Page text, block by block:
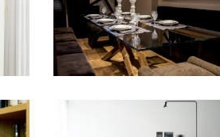
+